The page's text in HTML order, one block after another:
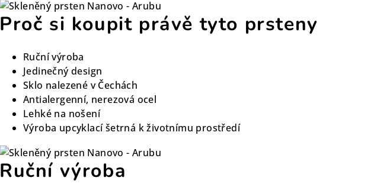
Proč si koupit právě tyto prsteny
Ruční výroba
Jedinečný design
Sklo nalezené v Čechách
Antialergenní, nerezová ocel
Lehké na nošení
Výroba upcyklací šetrná k životnímu prostředí
Ruční výroba